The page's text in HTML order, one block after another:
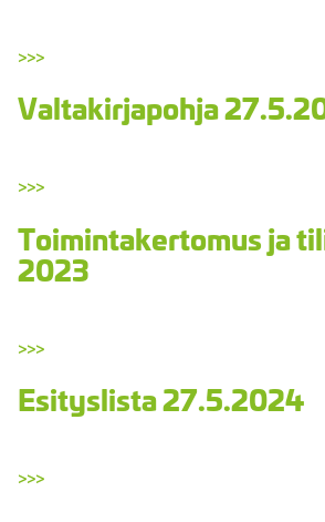
>>>
Valtakirjapohja
>>>
Toimintakertomus ja
2023
>>>
Esityslista 27.5.2024
>>>